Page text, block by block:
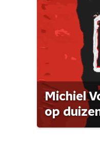
Michiel
op